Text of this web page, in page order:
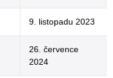
9. listopadu 2023
26. července
2024